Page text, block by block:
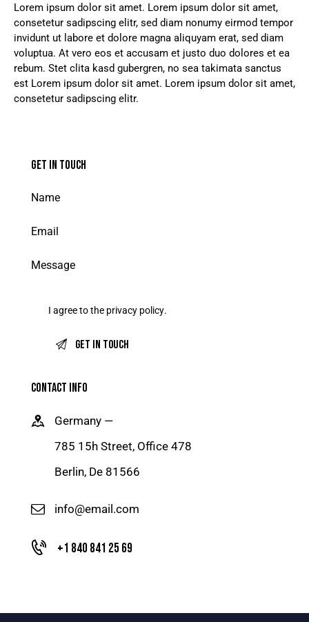
Lorem ipsum dolor sit amet. Lorem ipsum dolor sit amet,
consetetur sadipscing elitr, sed diam nonumy eirmod tempor
invidunt ut labore et dolore magna aliquyam erat, sed diam
voluptua. At vero eos et accusam et justo duo dolores et ea
rebum. Stet clita kasd gubergren, no sea takimata sanctus
est Lorem ipsum dolor sit amet. Lorem ipsum dolor sit amet,
consetetur sadipscing elitr.
GET IN TOUCH
I agree to the privacy policy.
CONTACT INFO
Germany —
785 15h Street, Office 478
Berlin, De 81566
info@email.com
+1 840 841 25 69